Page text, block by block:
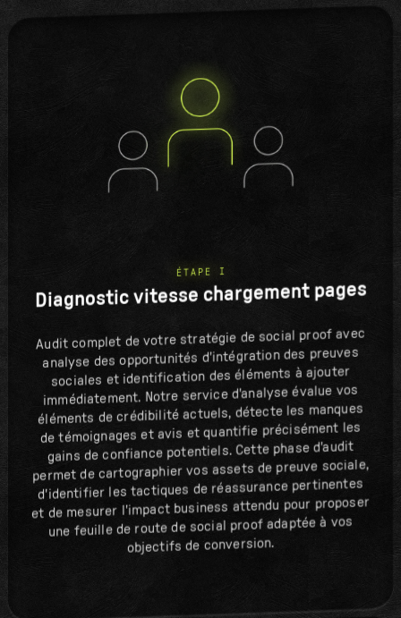
ÉTAPE I
Diagnostic vitesse chargement pages
Audit complet de votre stratégie de social proof avec
analyse des opportunités d'intégration des preuves
sociales et identification des éléments à ajouter
immédiatement. Notre service d'analyse évalue vos
éléments de crédibilité actuels, détecte les manques
de témoignages et avis et quantifie précisément les
gains de confiance potentiels. Cette phase d'audit
permet de cartographier vos assets de preuve sociale,
d'identifier les tactiques de réassurance pertinentes
et de mesurer l'impact business attendu pour proposer
une feuille de route de social proof adaptée à vos
objectifs de conversion.